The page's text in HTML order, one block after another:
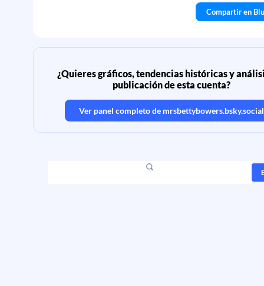
Compartir en
¿Quieres gráficos, tendencias históricas y
publicación de esta cuenta?
Ver panel completo de mrsbettybowers.bsky.social